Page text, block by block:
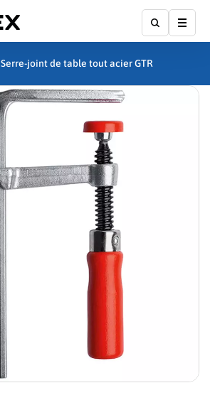
Serre-joint de table tout acier GTR